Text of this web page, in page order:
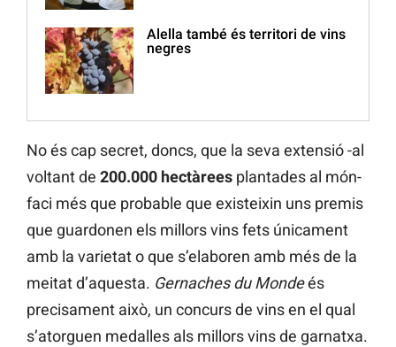
Alella també és territori de vins
negres
No és cap secret, doncs, que la seva extensió -al
voltant de 200.000 hectàrees plantades al món-
faci més que probable que existeixin uns premis
que guardonen els millors vins fets únicament
amb la varietat o que s’elaboren amb més de la
meitat d’aquesta. Gernaches du Mondeés
precisament això, un concurs de vins en el qual
s’atorguen medalles als millors vins de garnatxa.